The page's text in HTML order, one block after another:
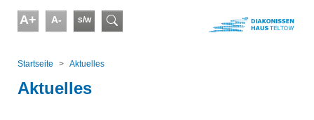
A+ A- s/w Suchformular
Startseite
Aktuelles
Aktuelles